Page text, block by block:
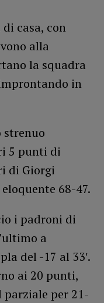
casa, con
alla
la squadra
in
strenuo
5 punti di
di Giorgi
68-47.
i padroni di
a
del -17 al 33′.
ai 20 punti,
parziale per 21-